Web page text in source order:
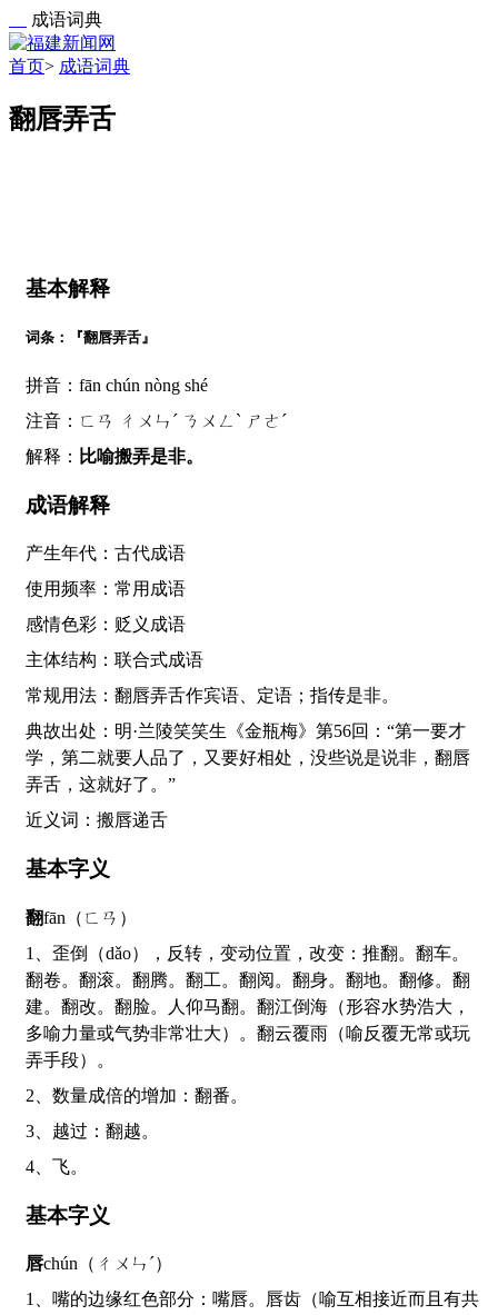
成语词典
首页> 成语词典
翻唇弄舌
基本解释
词条：『翻唇弄舌』
拼音：fān chún nòng shé
注音：ㄈㄢ ㄔㄨㄣˊ ㄋㄨㄥˋ ㄕㄜˊ
解释： 比喻搬弄是非。
成语解释
产生年代：古代成语
使用频率：常用成语
感情色彩：贬义成语
主体结构：联合式成语
常规用法：翻唇弄舌作宾语、定语；指传是非。
典故出处：明·兰陵笑笑生《金瓶梅》第56回：“第一要才
学，第二就要人品了，又要好相处，没些说是说非，翻唇
弄舌，这就好了。”
近义词：搬唇递舌
基本字义
翻fān（ㄈㄢ）
1、歪倒（dǎo），反转，变动位置，改变：推翻。翻车。
翻卷。翻滚。翻腾。翻工。翻阅。翻身。翻地。翻修。翻
建。翻改。翻脸。人仰马翻。翻江倒海（形容水势浩大，
多喻力量或气势非常壮大）。翻云覆雨（喻反覆无常或玩
弄手段）。
2、数量成倍的增加：翻番。
3、越过：翻越。
4、飞。
基本字义
唇chún（ㄔㄨㄣˊ）
1、嘴的边缘红色部分：嘴唇。唇齿（喻互相接近而且有共